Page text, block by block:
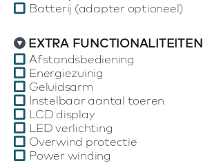
Batterij (adapter optioneel)
EXTRA FUNCTIONALITEITEN
Afstandsbediening
Energiezuinig
Geluidsarm
Instelbaar aantal toeren
LCD display
LED verlichting
Overwind protectie
Power winding